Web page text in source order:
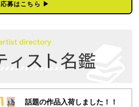
応募はこちら ▶︎
話題の作品入荷しました！！